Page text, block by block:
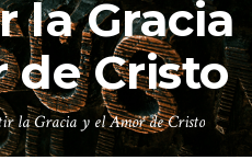
la Gracia
de Cristo
la Gracia y el Amor de Cristo